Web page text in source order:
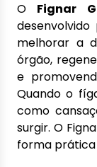
O Fignar
melhorar a
órgão,
e
Quando o
como
surgir. O
forma prática